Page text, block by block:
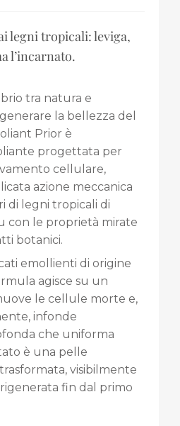
legni tropicali: leviga,
l’incarnato.
tra natura e
la bellezza del
Prior è
progettata per
cellulare,
azione meccanica
di legni tropicali di
con le proprietà mirate
botanici.
emollienti di origine
agisce su un
le cellule morte e,
infonde
che uniforma
è una pelle
visibilmente
rigenerata fin dal primo